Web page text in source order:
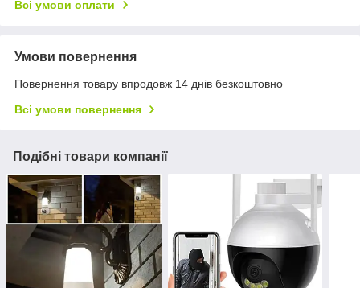
Всі умови оплати
Умови повернення
Повернення товару впродовж 14 днів безкоштовно
Всі умови повернення
Подібні товари компанії